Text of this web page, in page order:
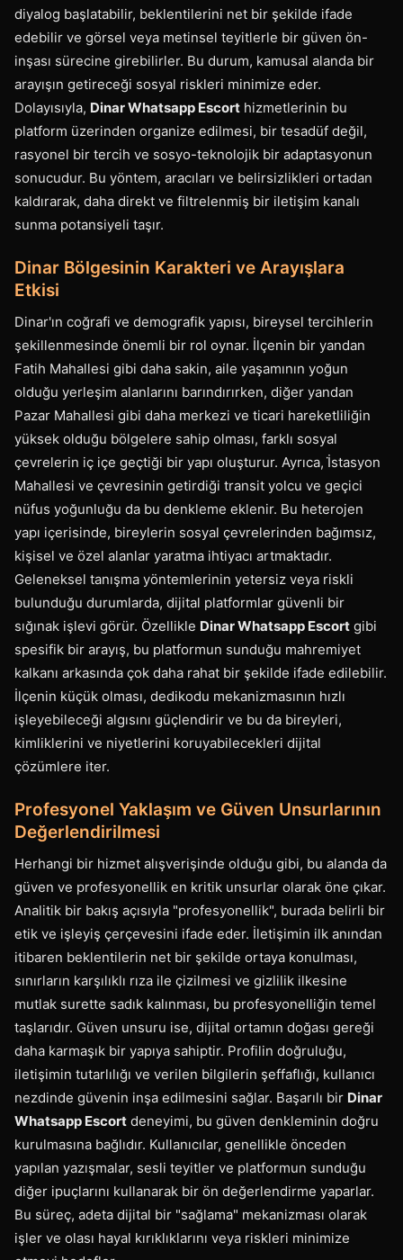
diyalog başlatabilir, beklentilerini net bir şekilde ifade
edebilir ve görsel veya metinsel teyitlerle bir güven ön-
inşası sürecine girebilirler. Bu durum, kamusal alanda bir
arayışın getireceği sosyal riskleri minimize eder.
Dolayısıyla, Dinar Whatsapp Escort hizmetlerinin bu
platform üzerinden organize edilmesi, bir tesadüf değil,
rasyonel bir tercih ve sosyo-teknolojik bir adaptasyonun
sonucudur. Bu yöntem, aracıları ve belirsizlikleri ortadan
kaldırarak, daha direkt ve filtrelenmiş bir iletişim kanalı
sunma potansiyeli taşır.
Dinar Bölgesinin Karakteri ve Arayışlara
Etkisi
Dinar'ın coğrafi ve demografik yapısı, bireysel tercihlerin
şekillenmesinde önemli bir rol oynar. İlçenin bir yandan
Fatih Mahallesi gibi daha sakin, aile yaşamının yoğun
olduğu yerleşim alanlarını barındırırken, diğer yandan
Pazar Mahallesi gibi daha merkezi ve ticari hareketliliğin
yüksek olduğu bölgelere sahip olması, farklı sosyal
çevrelerin iç içe geçtiği bir yapı oluşturur. Ayrıca, İ̇stasyon
Mahallesi ve çevresinin getirdiği transit yolcu ve geçici
nüfus yoğunluğu da bu denkleme eklenir. Bu heterojen
yapı içerisinde, bireylerin sosyal çevrelerinden bağımsız,
kişisel ve özel alanlar yaratma ihtiyacı artmaktadır.
Geleneksel tanışma yöntemlerinin yetersiz veya riskli
bulunduğu durumlarda, dijital platformlar güvenli bir
sığınak işlevi görür. Özellikle Dinar Whatsapp Escort gibi
spesifik bir arayış, bu platformun sunduğu mahremiyet
kalkanı arkasında çok daha rahat bir şekilde ifade edilebilir.
İlçenin küçük olması, dedikodu mekanizmasının hızlı
işleyebileceği algısını güçlendirir ve bu da bireyleri,
kimliklerini ve niyetlerini koruyabilecekleri dijital
çözümlere iter.
Profesyonel Yaklaşım ve Güven Unsurlarının
Değerlendirilmesi
Herhangi bir hizmet alışverişinde olduğu gibi, bu alanda da
güven ve profesyonellik en kritik unsurlar olarak öne çıkar.
Analitik bir bakış açısıyla "profesyonellik", burada belirli bir
etik ve işleyiş çerçevesini ifade eder. İletişimin ilk anından
itibaren beklentilerin net bir şekilde ortaya konulması,
sınırların karşılıklı rıza ile çizilmesi ve gizlilik ilkesine
mutlak surette sadık kalınması, bu profesyonelliğin temel
taşlarıdır. Güven unsuru ise, dijital ortamın doğası gereği
daha karmaşık bir yapıya sahiptir. Profilin doğruluğu,
iletişimin tutarlılığı ve verilen bilgilerin şeffaflığı, kullanıcı
nezdinde güvenin inşa edilmesini sağlar. Başarılı bir Dinar
Whatsapp Escort deneyimi, bu güven denkleminin doğru
kurulmasına bağlıdır. Kullanıcılar, genellikle önceden
yapılan yazışmalar, sesli teyitler ve platformun sunduğu
diğer ipuçlarını kullanarak bir ön değerlendirme yaparlar.
Bu süreç, adeta dijital bir "sağlama" mekanizması olarak
işler ve olası hayal kırıklıklarını veya riskleri minimize